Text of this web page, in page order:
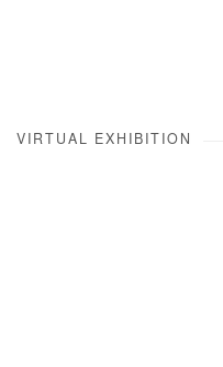
VIRTUAL EXHIBITION